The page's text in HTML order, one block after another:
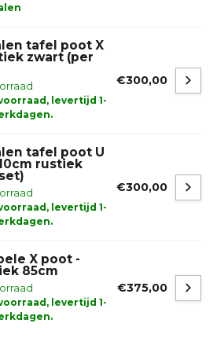
tafel poot X
zwart (per
levertijd 1-
€300,00
tafel poot U
rustiek
levertijd 1-
€300,00
X poot -
85cm
levertijd 1-
€375,00